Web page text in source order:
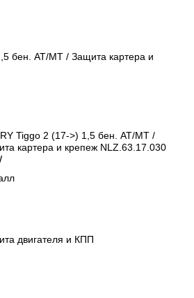
бен. АТ/МТ / Защита картера и
Tiggo 2 (17->) 1,5 бен. АТ/МТ /
картера и крепеж NLZ.63.17.030
двигателя и КПП